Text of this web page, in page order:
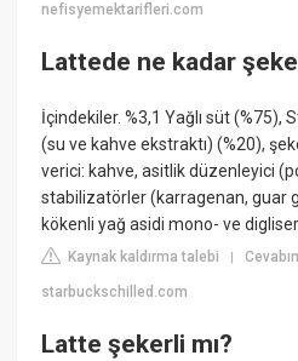
nefisyemektarifleri.com
Lattede ne kadar
İçindekiler. %3,1 Yağlı süt (%75),
(su ve kahve ekstraktı) (%20),
verici: kahve, asitlik düzenleyici
stabilizatörler (karragenan, guar
kökenli yağ asidi mono- ve
Kaynak kaldırma talebi |
starbuckschilled.com
Latte şekerli mı?